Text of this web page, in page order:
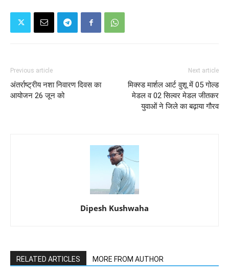
Previous article
अंतर्राष्ट्रीय नशा निवारण दिवस का
आयोजन 26 जून को
Next article
मिक्स्ड मार्शल आर्ट वुशू में 05 गोल्ड
मेडल व 02 सिल्वर मेडल जीतकर
युवाओं ने जिले का बढ़ाया गौरव
Dipesh Kushwaha
RELATED ARTICLES MORE FROM AUTHOR